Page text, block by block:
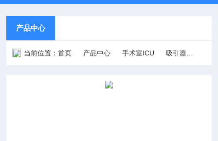
产品中心
当前位置：首页 产品中心 手术室ICU 吸引器